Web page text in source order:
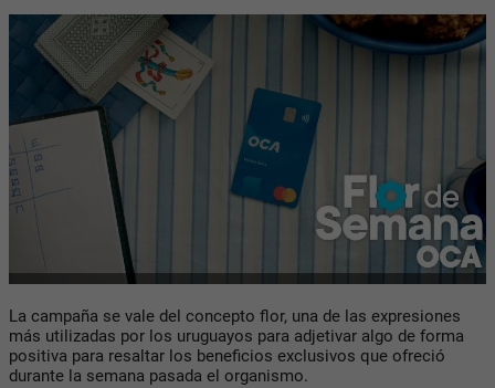
La campaña se vale del concepto flor, una de las expresiones
más utilizadas por los uruguayos para adjetivar algo de forma
positiva para resaltar los beneficios exclusivos que ofreció
durante la semana pasada el organismo.